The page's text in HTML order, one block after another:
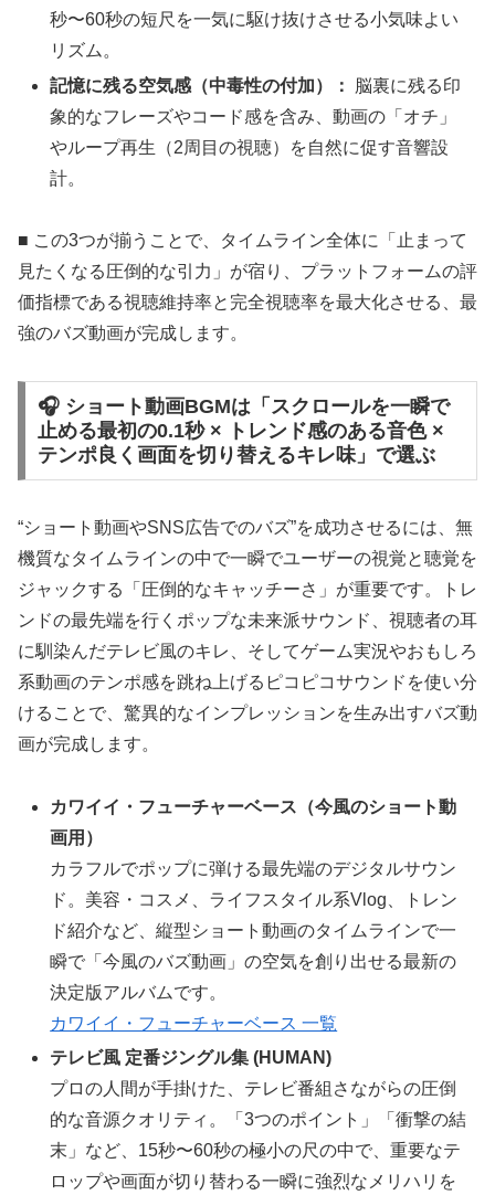
秒〜60秒の短尺を一気に駆け抜けさせる小気味よい
リズム。
記憶に残る空気感（中毒性の付加）：
脳裏に残る印
象的なフレーズやコード感を含み、動画の「オチ」
やループ再生（2周目の視聴）を自然に促す音響設
計。
■ この3つが揃うことで、タイムライン全体に「止まって
見たくなる圧倒的な引力」が宿り、プラットフォームの評
価指標である視聴維持率と完全視聴率を最大化させる、最
強のバズ動画が完成します。
🎧 ショート動画BGMは「スクロールを一瞬で
止める最初の0.1秒 × トレンド感のある音色 ×
テンポ良く画面を切り替えるキレ味」で選ぶ
“ショート動画やSNS広告でのバズ”を成功させるには、無
機質なタイムラインの中で一瞬でユーザーの視覚と聴覚を
ジャックする「圧倒的なキャッチーさ」が重要です。トレ
ンドの最先端を行くポップな未来派サウンド、視聴者の耳
に馴染んだテレビ風のキレ、そしてゲーム実況やおもしろ
系動画のテンポ感を跳ね上げるピコピコサウンドを使い分
けることで、驚異的なインプレッションを生み出すバズ動
画が完成します。
カワイイ・フューチャーベース（今風のショート動
画用）
カラフルでポップに弾ける最先端のデジタルサウン
ド。美容・コスメ、ライフスタイル系Vlog、トレン
ド紹介など、縦型ショート動画のタイムラインで一
瞬で「今風のバズ動画」の空気を創り出せる最新の
決定版アルバムです。
カワイイ・フューチャーベース 一覧
テレビ風 定番ジングル集 (HUMAN)
プロの人間が手掛けた、テレビ番組さながらの圧倒
的な音源クオリティ。「3つのポイント」「衝撃の結
末」など、15秒〜60秒の極小の尺の中で、重要なテ
ロップや画面が切り替わる一瞬に強烈なメリハリを